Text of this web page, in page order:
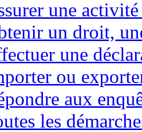
une
un droit,
une
ou
aux
les